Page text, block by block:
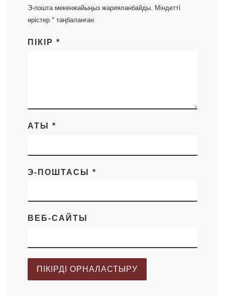
Э-пошта мекенжайыңыз жарияланбайды. Міндетті
өрістер * таңбаланған
ПІКІР *
АТЫ *
Э-ПОШТАСЫ *
ВЕБ-САЙТЫ